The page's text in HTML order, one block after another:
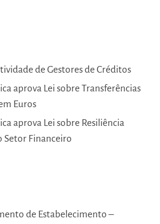
de Gestores de Créditos
aprova Lei sobre Transferências
Euros
aprova Lei sobre Resiliência
Setor Financeiro
de Estabelecimento –